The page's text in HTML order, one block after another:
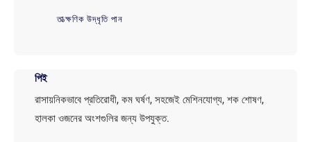
তাত্ক্ষণিক উদ্ধৃতি পান
পিই
রাসায়নিকভাবে প্রতিরোধী, কম ঘর্ষণ, সহজেই মেশিনযোগ্য, শক শোষণ,
হালকা ওজনের অংশগুলির জন্য উপযুক্ত.